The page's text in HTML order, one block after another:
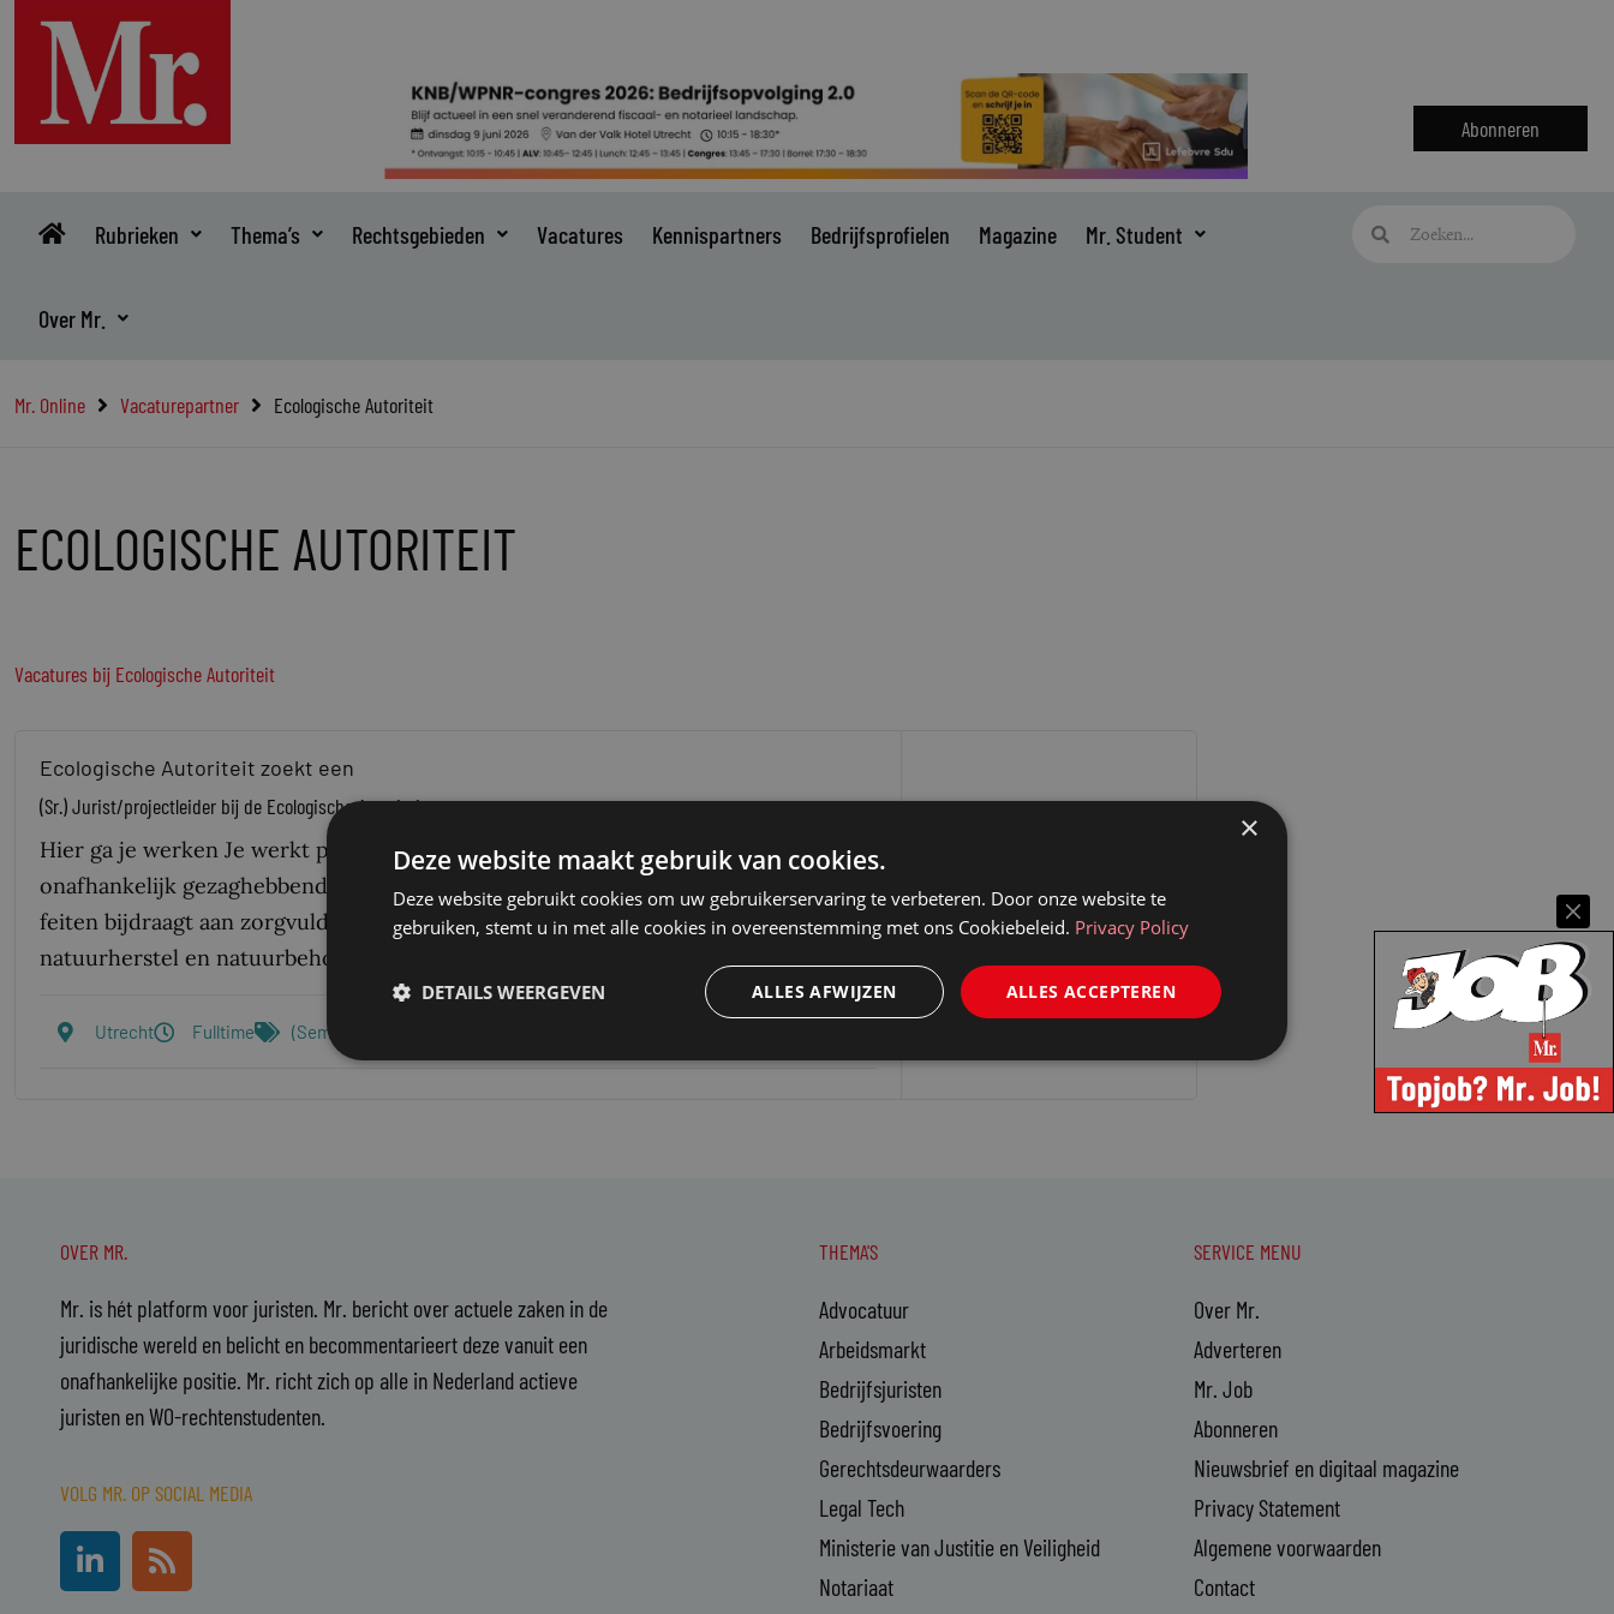
inhoud
Abonneren
Rubrieken Thema’s Rechtsgebieden Vacatures Kennispartners Bedrijfsprofielen Magazine Mr. Student
Over Mr.
Zoeken
Mr. Online Vacaturepartner Ecologische Autoriteit
ECOLOGISCHE AUTORITEIT
Vacatures bij Ecologische Autoriteit
Ecologische Autoriteit zoekt een
(Sr.) Jurist/projectleider bij de Ecologische Autoriteit
Hier ga je werken Je werkt primair voor de Ecologische Autoriteit: een
onafhankelijk gezaghebbend adviesorgaan dat op basis van ecologische kennis en
feiten bijdraagt aan zorgvuldige en goed onderbouwde besluitvorming over
natuurherstel en natuurbehoud…
Utrecht Fulltime (Semi) Overheid
OVER MR.
Mr. is hét platform voor juristen. Mr. bericht over actuele zaken in de
juridische wereld en belicht en becommentarieert deze vanuit een
onafhankelijke positie. Mr. richt zich op alle in Nederland actieve
juristen en WO-rechtenstudenten.
VOLG MR. OP SOCIAL MEDIA
L
i
n
R
s
s
THEMA'S
Advocatuur
Arbeidsmarkt
Bedrijfsjuristen
Bedrijfsvoering
Gerechtsdeurwaarders
Legal Tech
Ministerie van Justitie en Veiligheid
Notariaat
SERVICE MENU
Over Mr.
Adverteren
Mr. Job
Abonneren
Nieuwsbrief en digitaal magazine
Privacy Statement
Algemene voorwaarden
Contact
×
Deze website maakt gebruik van cookies.
Deze website gebruikt cookies om uw gebruikerservaring te verbeteren. Door onze website te
gebruiken, stemt u in met alle cookies in overeenstemming met ons Cookiebeleid. Privacy Policy
ALLES ACCEPTEREN
ALLES AFWIJZEN
DETAILS WEERGEVEN